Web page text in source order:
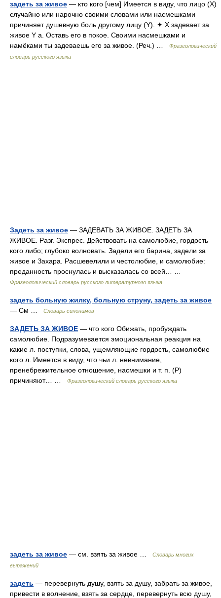
задеть за живое — кто кого [чем] Имеется в виду, что лицо (Х)
случайно или нарочно своими словами или насмешками
причиняет душевную боль другому лицу (Y). ✦ Х задевает за
живое Y а. Оставь его в покое. Своими насмешками и
намёками ты задеваешь его за живое. (Реч.) …
Фразеологический
словарь русского языка
Задеть за живое — ЗАДЕВАТЬ ЗА ЖИВОЕ. ЗАДЕТЬ ЗА
ЖИВОЕ. Разг. Экспрес. Действовать на самолюбие, гордость
кого либо; глубоко волновать. Задели его барина, задели за
живое и Захара. Расшевелили и честолюбие, и самолюбие:
преданность проснулась и высказалась со всей… …
Фразеологический словарь русского литературного языка
задеть больную жилку, больную струну, задеть за живое
— См …
Словарь синонимов
ЗАДЕТЬ ЗА ЖИВОЕ — что кого Обижать, пробуждать
самолюбие. Подразумевается эмоциональная реакция на
какие л. поступки, слова, ущемляющие гордость, самолюбие
кого л. Имеется в виду, что чьи л. невнимание,
пренебрежительное отношение, насмешки и т. п. (Р)
причиняют… …
Фразеологический словарь русского языка
задеть за живое — см. взять за живое …
Словарь многих
выражений
задеть — перевернуть душу, взять за душу, забрать за живое,
привести в волнение, взять за сердце, перевернуть всю душу,